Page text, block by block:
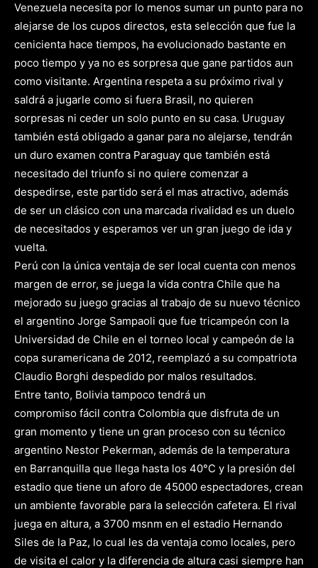
Venezuela necesita por lo menos sumar un punto para no
alejarse de los cupos directos, esta selección que fue la
cenicienta hace tiempos, ha evolucionado bastante en
poco tiempo y ya no es sorpresa que gane partidos aun
como visitante. Argentina respeta a su próximo rival y
saldrá a jugarle como si fuera Brasil, no quieren
sorpresas ni ceder un solo punto en su casa. Uruguay
también está obligado a ganar para no alejarse, tendrán
un duro examen contra Paraguay que también está
necesitado del triunfo si no quiere comenzar a
despedirse, este partido será el mas atractivo, además
de ser un clásico con una marcada rivalidad es un duelo
de necesitados y esperamos ver un gran juego de ida y
vuelta.
Perú con la única ventaja de ser local cuenta con menos
margen de error, se juega la vida contra Chile que ha
mejorado su juego gracias al trabajo de su nuevo técnico
el argentino Jorge Sampaoli que fue tricampeón con la
Universidad de Chile en el torneo local y campeón de la
copa suramericana de 2012, reemplazó a su compatriota
Claudio Borghi despedido por malos resultados.
Entre tanto, Bolivia tampoco tendrá un
compromiso fácil contra Colombia que disfruta de un
gran momento y tiene un gran proceso con su técnico
argentino Nestor Pekerman, además de la temperatura
en Barranquilla que llega hasta los 40°C y la presión del
estadio que tiene un aforo de 45000 espectadores, crean
un ambiente favorable para la selección cafetera. El rival
juega en altura, a 3700 msnm en el estadio Hernando
Siles de la Paz, lo cual les da ventaja como locales, pero
de visita el calor y la diferencia de altura casi siempre han